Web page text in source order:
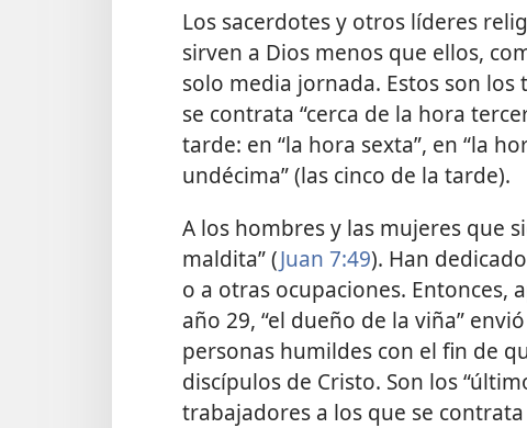
Los sacerdotes y otros líderes
sirven a Dios menos que ellos,
solo media jornada. Estos son
se contrata “cerca de la hora
tarde: en “la hora sexta”, en “la
undécima” (las cinco de la tarde).
A los hombres y las mujeres que
maldita” (Juan 7:49). Han
o a otras ocupaciones.
año 29, “el dueño de la viña”
personas humildes con el fin de
discípulos de Cristo. Son los
trabajadores a los que se